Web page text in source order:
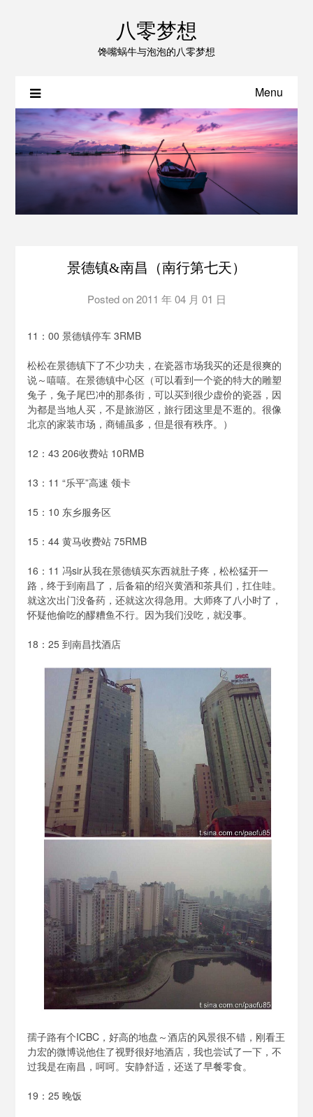
八零梦想
馋嘴蜗牛与泡泡的八零梦想
Menu
景德镇&南昌（南行第七天）
Posted on2011 年 04 月 01 日
11：00 景德镇停车 3RMB
松松在景德镇下了不少功夫，在瓷器市场我买的还是很爽的
说～嘻嘻。在景德镇中心区（可以看到一个瓷的特大的雕塑
兔子，兔子尾巴冲的那条街，可以买到很少虚价的瓷器，因
为都是当地人买，不是旅游区，旅行团这里是不逛的。很像
北京的家装市场，商铺虽多，但是很有秩序。）
12：43 206收费站 10RMB
13：11 “乐平”高速 领卡
15：10 东乡服务区
15：44 黄马收费站 75RMB
16：11 冯sir从我在景德镇买东西就肚子疼，松松猛开一
路，终于到南昌了，后备箱的绍兴黄酒和茶具们，扛住哇。
就这次出门没备药，还就这次得急用。大师疼了八小时了，
怀疑他偷吃的醪糟鱼不行。因为我们没吃，就没事。
18：25 到南昌找酒店
孺子路有个ICBC，好高的地盘～酒店的风景很不错，刚看王
力宏的微博说他住了视野很好地酒店，我也尝试了一下，不
过我是在南昌，呵呵。安静舒适，还送了早餐零食。
19：25 晚饭